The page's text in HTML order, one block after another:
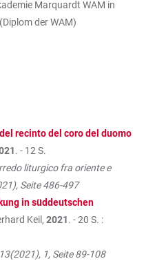
Marquardt WAM in
der WAM)
recinto del coro del duomo
. - 12 S.
liturgico fra oriente e
Seite 486-497
in süddeutschen
Keil, 2021. - 20 S. :
1, Seite 89-108